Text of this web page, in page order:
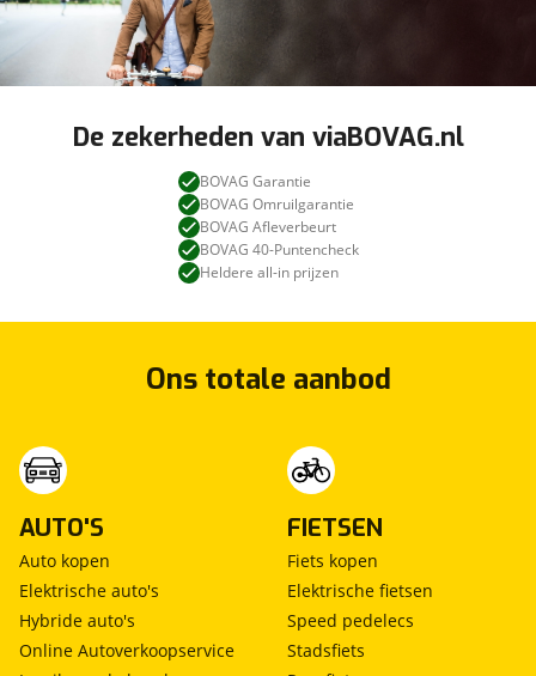
De zekerheden van viaBOVAG.nl
BOVAG Garantie
BOVAG Omruilgarantie
BOVAG Afleverbeurt
BOVAG 40-Puntencheck
Heldere all-in prijzen
Ons totale aanbod
AUTO'S
Auto kopen
Elektrische auto's
Hybride auto's
Online Autoverkoopservice
FIETSEN
Fiets kopen
Elektrische fietsen
Speed pedelecs
Stadsfiets